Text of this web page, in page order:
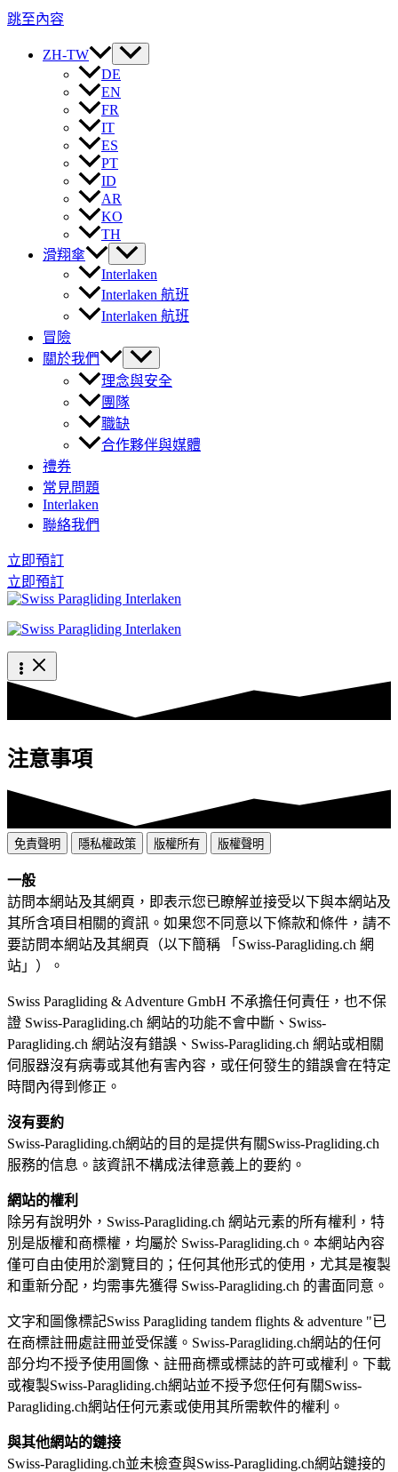
跳至內容
ZH-TW
DE
EN
FR
IT
ES
PT
ID
AR
KO
TH
滑翔傘
Interlaken
Interlaken 航班
Interlaken 航班
冒險
關於我們
理念與安全
團隊
職缺
合作夥伴與媒體
禮券
常見問題
Interlaken
聯絡我們
立即預訂
立即預訂
注意事項
免責聲明 隱私權政策 版權所有 版權聲明
一般
訪問本網站及其網頁，即表示您已瞭解並接受以下與本網站及
其所含項目相關的資訊。如果您不同意以下條款和條件，請不
要訪問本網站及其網頁（以下簡稱 「Swiss-Paragliding.ch 網
站」）。
Swiss Paragliding & Adventure GmbH 不承擔任何責任，也不保
證 Swiss-Paragliding.ch 網站的功能不會中斷、Swiss-
Paragliding.ch 網站沒有錯誤、Swiss-Paragliding.ch 網站或相關
伺服器沒有病毒或其他有害內容，或任何發生的錯誤會在特定
時間內得到修正。
沒有要約
Swiss-Paragliding.ch網站的目的是提供有關Swiss-Pragliding.ch
服務的信息。該資訊不構成法律意義上的要約。
網站的權利
除另有說明外，Swiss-Paragliding.ch 網站元素的所有權利，特
別是版權和商標權，均屬於 Swiss-Paragliding.ch。本網站內容
僅可自由使用於瀏覽目的；任何其他形式的使用，尤其是複製
和重新分配，均需事先獲得 Swiss-Paragliding.ch 的書面同意。
文字和圖像標記Swiss Paragliding tandem flights & adventure "已
在商標註冊處註冊並受保護。Swiss-Paragliding.ch網站的任何
部分均不授予使用圖像、註冊商標或標誌的許可或權利。下載
或複製Swiss-Paragliding.ch網站並不授予您任何有關Swiss-
Paragliding.ch網站任何元素或使用其所需軟件的權利。
與其他網站的鏈接
Swiss-Paragliding.ch並未檢查與Swiss-Paragliding.ch網站鏈接的